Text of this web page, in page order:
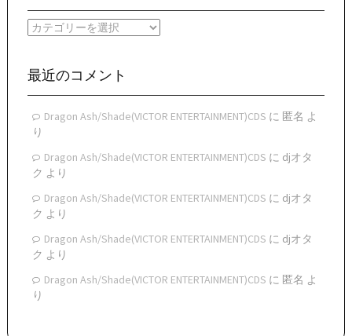
イ
ブ
カ
リ
最近のコメント
Dragon Ash/Shade(VICTOR ENTERTAINMENT)CDS に 匿名 よ
り
Dragon Ash/Shade(VICTOR ENTERTAINMENT)CDS に djオタ
ク より
Dragon Ash/Shade(VICTOR ENTERTAINMENT)CDS に djオタ
ク より
Dragon Ash/Shade(VICTOR ENTERTAINMENT)CDS に djオタ
ク より
Dragon Ash/Shade(VICTOR ENTERTAINMENT)CDS に 匿名 よ
り